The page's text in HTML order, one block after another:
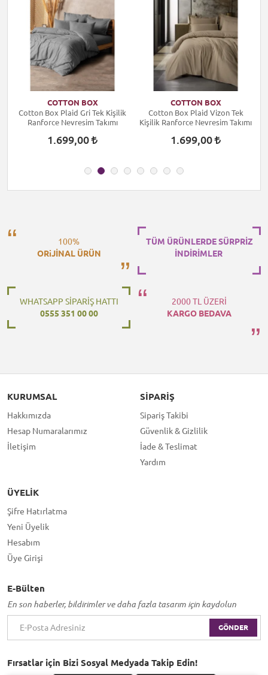
COTTON BOX
Cotton Box Plaid Gri Tek Kişilik
Ranforce Nevresim Takımı
1.699,00
COTTON BOX
Cotton Box Plaid Vizon Tek
Kişilik Ranforce Nevresim Takımı
1.699,00
100%
ORiJİNAL ÜRÜN
TÜM ÜRÜNLERDE SÜRPRİZ
İNDİRİMLER
WHATSAPP SİPARİŞ HATTI
0555 351 00 00
2000 TL ÜZERİ
KARGO BEDAVA
KURUMSAL
Hakkımızda
Hesap Numaralarımız
İletişim
SIPARIŞ
Sipariş Takibi
Güvenlik & Gizlilik
İade & Teslimat
Yardım
ÜYELIK
Şifre Hatırlatma
Yeni Üyelik
Hesabım
Üye Girişi
E-Bülten
En son haberler, bildirimler ve daha fazla tasarım için kaydolun
GÖNDER
Fırsatlar için Bizi Sosyal Medyada Takip Edin!